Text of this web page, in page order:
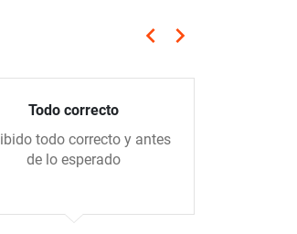
Anterior
keyboard_arrow_left Siguiente
keyboard_arrow_right
Todo correcto
todo correcto y antes
de lo esperado